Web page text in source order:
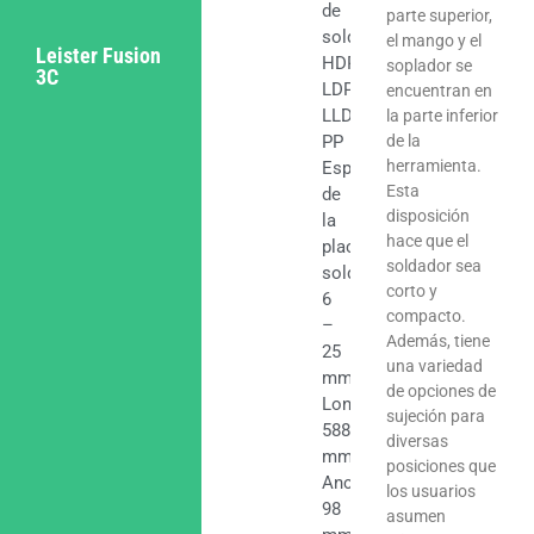
Leister Fusion
3C
de
soldadura
HDPE;
LDPE;
LLDPE;
PP
Espesor
de
la
placa/membrana
soldable
6
–
25
mm
Longitud
588
mm
Ancho
98
parte superior,
el mango y el
soplador se
encuentran en
la parte inferior
de la
herramienta.
Esta
disposición
hace que el
soldador sea
corto y
compacto.
Además, tiene
una variedad
de opciones de
sujeción para
diversas
posiciones que
los usuarios
asumen